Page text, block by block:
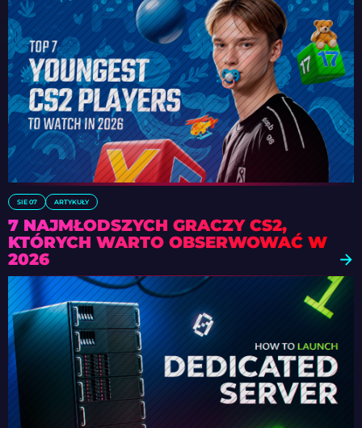
SIE 07 ARTYKUŁY
7 NAJMŁODSZYCH GRACZY CS2,
KTÓRYCH WARTO OBSERWOWAĆ W
2026